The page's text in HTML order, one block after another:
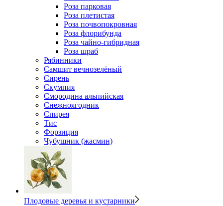
Роза парковая
Роза плетистая
Роза почвопокровная
Роза флорибунда
Роза чайно-гибридная
Роза шраб
Рябинники
Самшит вечнозелёный
Сирень
Скумпия
Смородина альпийская
Снежноягодник
Спирея
Тис
Форзиция
Чубушник (жасмин)
Плодовые деревья и кустарники